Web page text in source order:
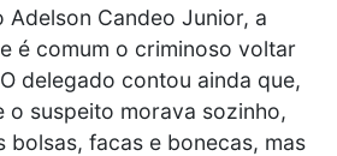
Adelson Candeo Junior, a
é comum o criminoso voltar
delegado contou ainda que,
o suspeito morava sozinho,
bolsas, facas e bonecas, mas